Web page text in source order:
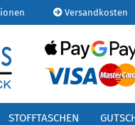
Versandkosten
STOFFTASCHEN